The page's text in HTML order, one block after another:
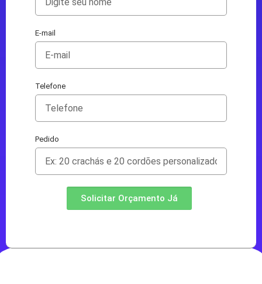
E-mail
Telefone
Pedido
Solicitar Orçamento Já